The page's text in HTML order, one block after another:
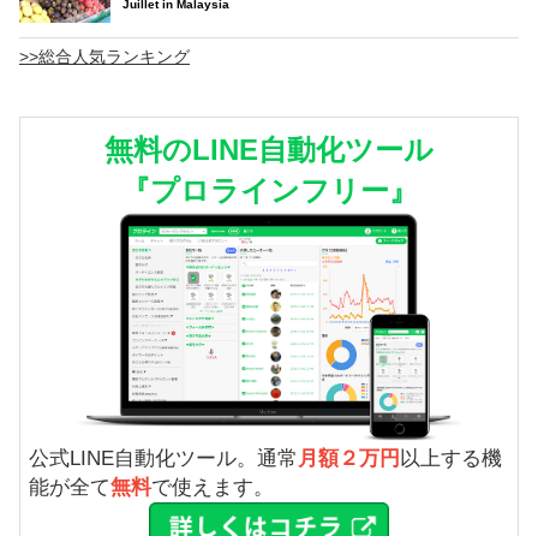
Juillet in Malaysia
>>総合人気ランキング
無料のLINE自動化ツール
『プロラインフリー』
公式LINE自動化ツール。通常 月額２万円 以上する機
能が全て無料で使えます。